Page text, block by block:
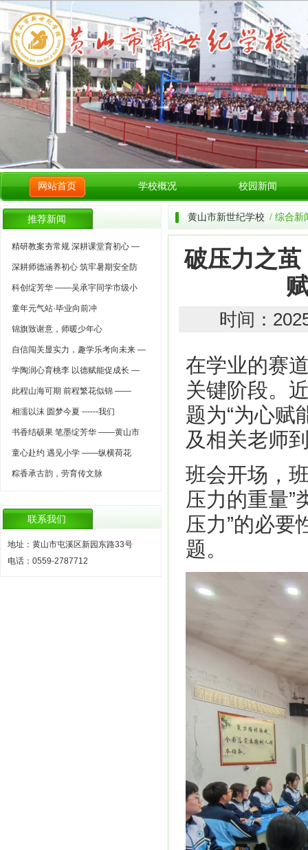
网站首页 学校概况 校园新闻
推荐新闻
精研教案夯常规 深耕课堂育初心 —
深耕师德涵养初心 筑牢暑期安全防
科创绽芳华 ——吴承宇同学市级小
童年元气站·毕业向前冲
锦旗致谢意，师暖少年心
自信闯关显实力，趣学乐考向未来 —
学陶润心育桃李 以德赋能促成长 —
此程山海可期 前程繁花似锦 ——
相濡以沫 圆梦今夏 ------我们
书香结硕果 笔墨绽芳华 ——黄山市
童心赴约 遇见小学 ——纵横荷花
粽香承古韵，劳育传文脉
联系我们
地址：黄山市屯溪区新园东路33号
电话：0559-2787712
黄山市新世纪学校 / 综合新
破压力之
时间：
在学业的赛
关键阶段。
题为“为心赋
及相关老师
班会开场，
压力的重量”
压力”的必要
题。